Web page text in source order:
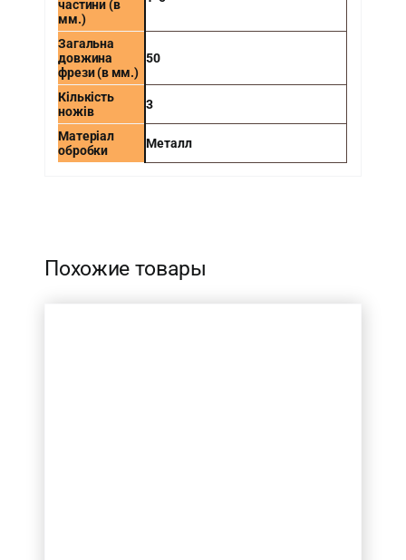
частини (в
мм.)
Загальна
довжина
фрези (в мм.)
50
Кількість
ножів
3
Матеріал
обробки
Металл
Похожие товары